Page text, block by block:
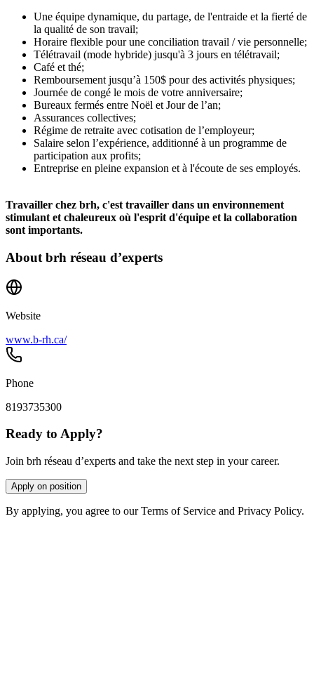
Une équipe dynamique, du partage, de l'entraide et la fierté de
la qualité de son travail;
Horaire flexible pour une conciliation travail / vie personnelle;
Télétravail (mode hybride) jusqu'à 3 jours en télétravail;
Café et thé;
Remboursement jusqu’à 150$ pour des activités physiques;
Journée de congé le mois de votre anniversaire;
Bureaux fermés entre Noël et Jour de l’an;
Assurances collectives;
Régime de retraite avec cotisation de l’employeur;
Salaire selon l’expérience, additionné à un programme de
participation aux profits;
Entreprise en pleine expansion et à l'écoute de ses employés.
Travailler chez brh, c'est travailler dans un environnement
stimulant et chaleureux où l'esprit d'équipe et la collaboration
sont importants.
About brh réseau d’experts
Website
www.b-rh.ca/
Phone
8193735300
Ready to Apply?
Join brh réseau d’experts and take the next step in your career.
Apply on position
By applying, you agree to our Terms of Service and Privacy Policy.